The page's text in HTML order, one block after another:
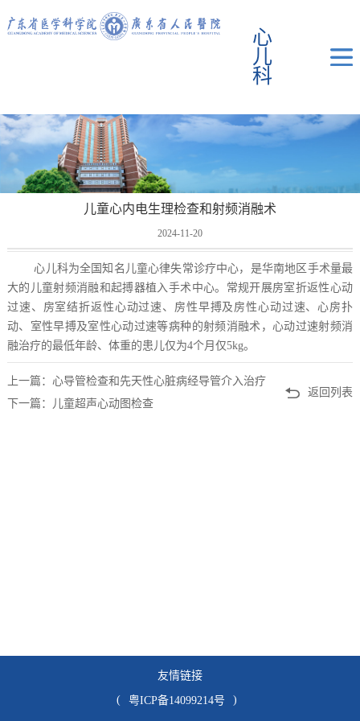
心
儿
科
儿童心内电生理检查和射频消融术
2024-11-20
心儿科为全国知名儿童心律失常诊疗中心，是华南地区手术量最
大的儿童射频消融和起搏器植入手术中心。常规开展房室折返性心动
过速、房室结折返性心动过速、房性早搏及房性心动过速、心房扑
动、室性早搏及室性心动过速等病种的射频消融术，心动过速射频消
融治疗的最低年龄、体重的患儿仅为4个月仅5kg。
返回列表
上一篇：心导管检查和先天性心脏病经导管介入治疗
下一篇：儿童超声心动图检查
友情链接
(
粤ICP备14099214号 )